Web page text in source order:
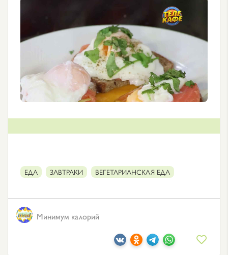
ЕДА ЗАВТРАКИ ВЕГЕТАРИАНСКАЯ ЕДА
Минимум калорий